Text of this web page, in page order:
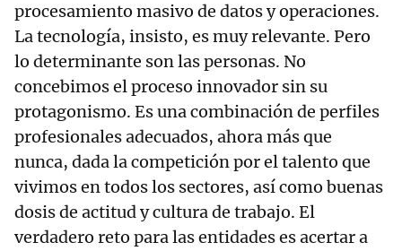
procesamiento masivo de datos y operaciones.
La tecnología, insisto, es muy relevante. Pero
lo determinante son las personas. No
concebimos el proceso innovador sin su
protagonismo. Es una combinación de perfiles
profesionales adecuados, ahora más que
nunca, dada la competición por el talento que
vivimos en todos los sectores, así como buenas
dosis de actitud y cultura de trabajo. El
verdadero reto para las entidades es acertar a